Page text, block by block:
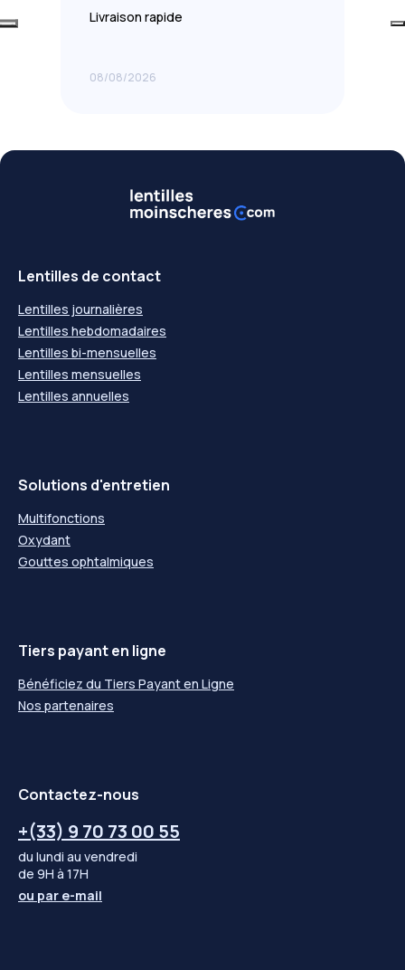
Livraison rapide
08/08/2026
Lentilles de contact
Lentilles journalières
Lentilles hebdomadaires
Lentilles bi-mensuelles
Lentilles mensuelles
Lentilles annuelles
Solutions d'entretien
Multifonctions
Oxydant
Gouttes ophtalmiques
Tiers payant en ligne
Bénéficiez du Tiers Payant en Ligne
Nos partenaires
Contactez-nous
+(33) 9 70 73 00 55
du lundi au vendredi
de 9H à 17H
ou par e-mail